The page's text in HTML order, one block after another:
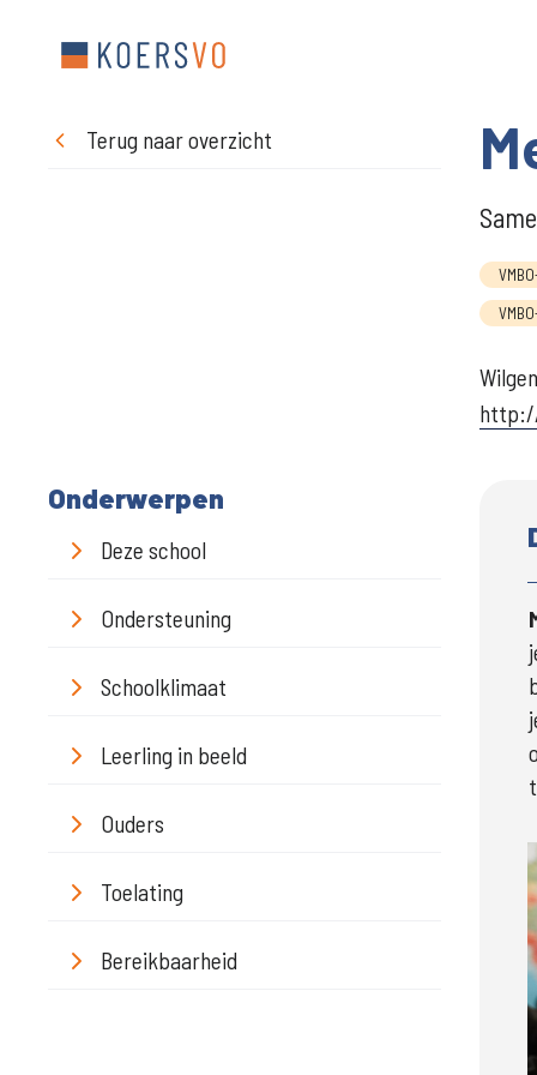
Terug naar overzicht
Onderwerpen
Deze school
Ondersteuning
Schoolklimaat
Leerling in beeld
Ouders
Toelating
Bereikbaarheid